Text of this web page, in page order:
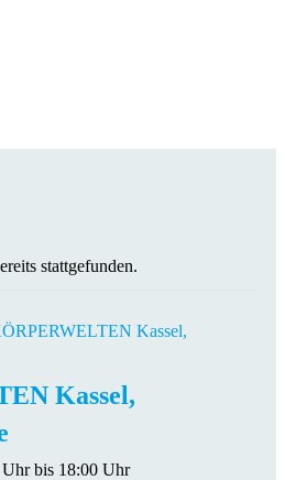
stattgefunden.
Kassel,
Kassel,
Uhrbis 18:00 Uhr